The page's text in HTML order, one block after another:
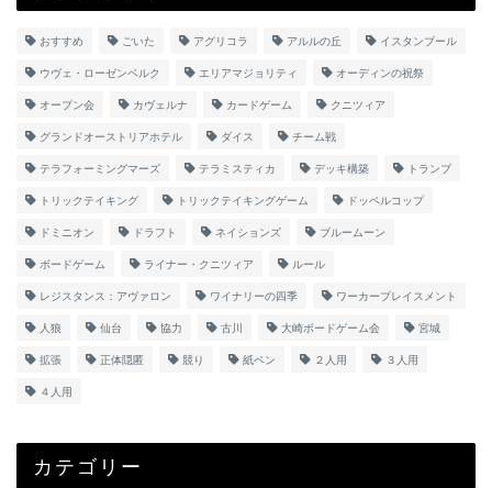
おすすめ ごいた アグリコラ アルルの丘 イスタンブール
ウヴェ・ローゼンベルク エリアマジョリティ オーディンの祝祭
オープン会 カヴェルナ カードゲーム クニツィア
グランドオーストリアホテル ダイス チーム戦
テラフォーミングマーズ テラミスティカ デッキ構築 トランプ
トリックテイキング トリックテイキングゲーム ドッペルコップ
ドミニオン ドラフト ネイションズ ブルームーン
ボードゲーム ライナー・クニツィア ルール
レジスタンス：アヴァロン ワイナリーの四季 ワーカープレイスメント
人狼 仙台 協力 古川 大崎ボードゲーム会 宮城
拡張 正体隠匿 競り 紙ペン ２人用 ３人用
４人用
カテゴリー